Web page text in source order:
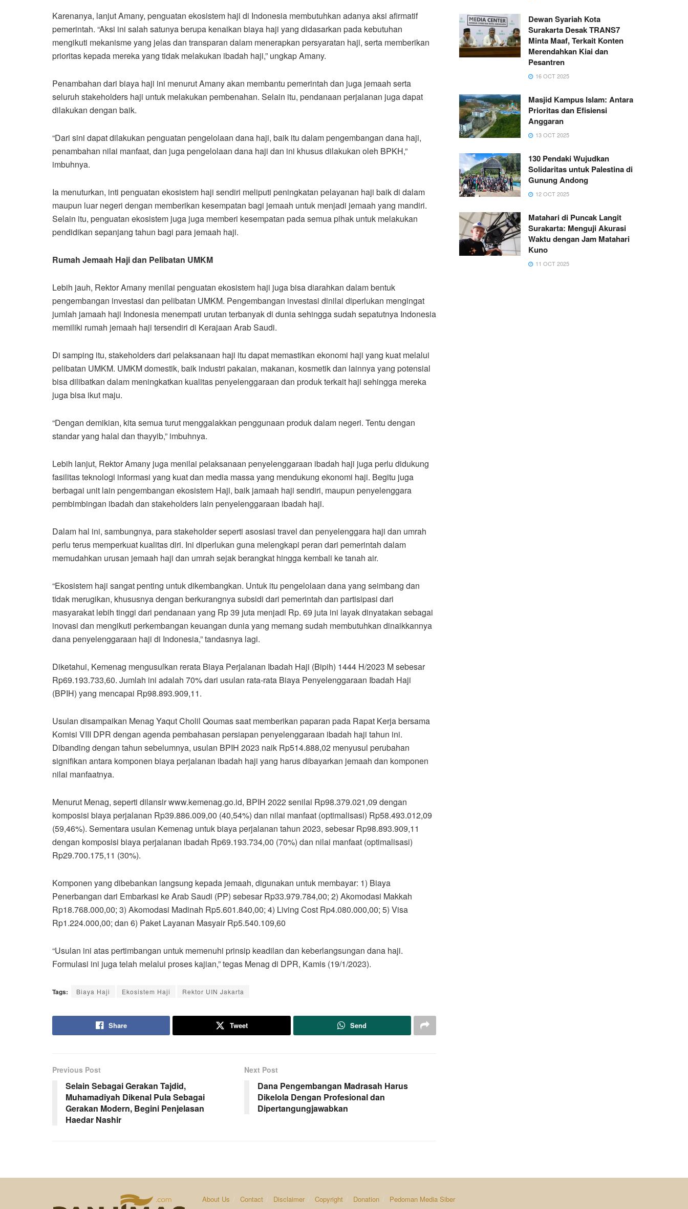
Karenanya, lanjut Amany, penguatan ekosistem haji di Indonesia membutuhkan adanya aksi afirmatif
pemerintah. “Aksi ini salah satunya berupa kenaikan biaya haji yang didasarkan pada kebutuhan
mengikuti mekanisme yang jelas dan transparan dalam menerapkan persyaratan haji, serta memberikan
prioritas kepada mereka yang tidak melakukan ibadah haji,” ungkap Amany.
Penambahan dari biaya haji ini menurut Amany akan membantu pemerintah dan juga jemaah serta
seluruh stakeholders haji untuk melakukan pembenahan. Selain itu, pendanaan perjalanan juga dapat
dilakukan dengan baik.
“Dari sini dapat dilakukan penguatan pengelolaan dana haji, baik itu dalam pengembangan dana haji,
penambahan nilai manfaat, dan juga pengelolaan dana haji dan ini khusus dilakukan oleh BPKH,”
imbuhnya.
Ia menuturkan, inti penguatan ekosistem haji sendiri meliputi peningkatan pelayanan haji baik di dalam
maupun luar negeri dengan memberikan kesempatan bagi jemaah untuk menjadi jemaah yang mandiri.
Selain itu, penguatan ekosistem juga juga memberi kesempatan pada semua pihak untuk melakukan
pendidikan sepanjang tahun bagi para jemaah haji.
Rumah Jemaah Haji dan Pelibatan UMKM
Lebih jauh, Rektor Amany menilai penguatan ekosistem haji juga bisa diarahkan dalam bentuk
pengembangan investasi dan pelibatan UMKM. Pengembangan investasi dinilai diperlukan mengingat
jumlah jamaah haji Indonesia menempati urutan terbanyak di dunia sehingga sudah sepatutnya Indonesia
memiliki rumah jemaah haji tersendiri di Kerajaan Arab Saudi.
Di samping itu, stakeholders dari pelaksanaan haji itu dapat memastikan ekonomi haji yang kuat melalui
pelibatan UMKM. UMKM domestik, baik industri pakaian, makanan, kosmetik dan lainnya yang potensial
bisa dilibatkan dalam meningkatkan kualitas penyelenggaraan dan produk terkait haji sehingga mereka
juga bisa ikut maju.
“Dengan demikian, kita semua turut menggalakkan penggunaan produk dalam negeri. Tentu dengan
standar yang halal dan thayyib,” imbuhnya.
Lebih lanjut, Rektor Amany juga menilai pelaksanaan penyelenggaraan ibadah haji juga perlu didukung
fasilitas teknologi informasi yang kuat dan media massa yang mendukung ekonomi haji. Begitu juga
berbagai unit lain pengembangan ekosistem Haji, baik jamaah haji sendiri, maupun penyelenggara
pembimbingan ibadah dan stakeholders lain penyelenggaraan ibadah haji.
Dalam hal ini, sambungnya, para stakeholder seperti asosiasi travel dan penyelenggara haji dan umrah
perlu terus memperkuat kualitas diri. Ini diperlukan guna melengkapi peran dari pemerintah dalam
memudahkan urusan jemaah haji dan umrah sejak berangkat hingga kembali ke tanah air.
“Ekosistem haji sangat penting untuk dikembangkan. Untuk itu pengelolaan dana yang seimbang dan
tidak merugikan, khususnya dengan berkurangnya subsidi dari pemerintah dan partisipasi dari
masyarakat lebih tinggi dari pendanaan yang Rp 39 juta menjadi Rp. 69 juta ini layak dinyatakan sebagai
inovasi dan mengikuti perkembangan keuangan dunia yang memang sudah membutuhkan dinaikkannya
dana penyelenggaraan haji di Indonesia,” tandasnya lagi.
Diketahui, Kemenag mengusulkan rerata Biaya Perjalanan Ibadah Haji (Bipih) 1444 H/2023 M sebesar
Rp69.193.733,60. Jumlah ini adalah 70% dari usulan rata-rata Biaya Penyelenggaraan Ibadah Haji
(BPIH) yang mencapai Rp98.893.909,11.
Usulan disampaikan Menag Yaqut Cholil Qoumas saat memberikan paparan pada Rapat Kerja bersama
Komisi VIII DPR dengan agenda pembahasan persiapan penyelenggaraan ibadah haji tahun ini.
Dibanding dengan tahun sebelumnya, usulan BPIH 2023 naik Rp514.888,02 menyusul perubahan
signifikan antara komponen biaya perjalanan ibadah haji yang harus dibayarkan jemaah dan komponen
nilai manfaatnya.
Menurut Menag, seperti dilansir www.kemenag.go.id, BPIH 2022 senilai Rp98.379.021,09 dengan
komposisi biaya perjalanan Rp39.886.009,00 (40,54%) dan nilai manfaat (optimalisasi) Rp58.493.012,09
(59,46%). Sementara usulan Kemenag untuk biaya perjalanan tahun 2023, sebesar Rp98.893.909,11
dengan komposisi biaya perjalanan ibadah Rp69.193.734,00 (70%) dan nilai manfaat (optimalisasi)
Rp29.700.175,11 (30%).
Komponen yang dibebankan langsung kepada jemaah, digunakan untuk membayar: 1) Biaya
Penerbangan dari Embarkasi ke Arab Saudi (PP) sebesar Rp33.979.784,00; 2) Akomodasi Makkah
Rp18.768.000,00; 3) Akomodasi Madinah Rp5.601.840,00; 4) Living Cost Rp4.080.000,00; 5) Visa
Rp1.224.000,00; dan 6) Paket Layanan Masyair Rp5.540.109,60
“Usulan ini atas pertimbangan untuk memenuhi prinsip keadilan dan keberlangsungan dana haji.
Formulasi ini juga telah melalui proses kajian,” tegas Menag di DPR, Kamis (19/1/2023).
Tags: Biaya Haji Ekosistem Haji Rektor UIN Jakarta
Share Tweet Send
Previous Post
Selain Sebagai Gerakan Tajdid,
Muhamadiyah Dikenal Pula Sebagai
Gerakan Modern, Begini Penjelasan
Haedar Nashir
Next Post
Dana Pengembangan Madrasah Harus
Dikelola Dengan Profesional dan
Dipertangungjawabkan
Dewan Syariah Kota
Surakarta Desak TRANS7
Minta Maaf, Terkait Konten
Merendahkan Kiai dan
Pesantren
16 OCT 2025
Masjid Kampus Islam: Antara
Prioritas dan Efisiensi
Anggaran
13 OCT 2025
130 Pendaki Wujudkan
Solidaritas untuk Palestina di
Gunung Andong
12 OCT 2025
Matahari di Puncak Langit
Surakarta: Menguji Akurasi
Waktu dengan Jam Matahari
Kuno
11 OCT 2025
About Us Contact Disclaimer Copyright Donation Pedoman Media Siber